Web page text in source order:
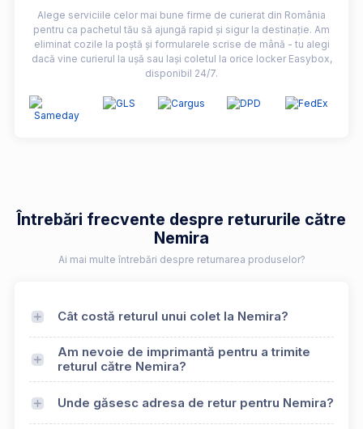
Alege serviciile celor mai bune firme de curierat din România
pentru ca pachetul tău să ajungă rapid și sigur la destinație. Am
eliminat cozile la poștă și formularele scrise de mână - tu alegi
dacă vine curierul la ușă sau lași coletul la orice locker Easybox,
disponibil 24/7.
Întrebări frecvente despre retururile către
Nemira
Ai mai multe întrebări despre returnarea produselor?
Cât costă returul unui colet la Nemira?
Am nevoie de imprimantă pentru a trimite
returul către Nemira?
Unde găsesc adresa de retur pentru Nemira?